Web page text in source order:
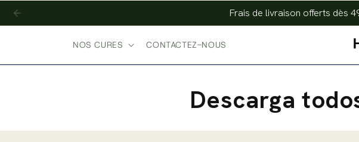
Skip to
content
Frais de livraison offerts dès
NOS CURES CONTACTEZ-NOUS
Descarga